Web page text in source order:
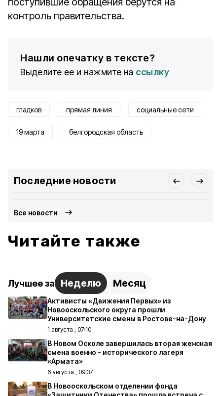
контроль правительства.
Нашли опечатку в тексте?
Выделите ее и нажмите на ссылку
гладков прямая линия социальные сети
19 марта белгородская область
Последние новости
Все новости
Читайте также
Лучшее за Неделю Месяц
Активисты «Движения Первых» из
Новооскольского округа прошли
Университетские смены в Ростове-на-Дону
1 августа , 07:10
В Новом Осколе завершилась вторая женская
смена военно - исторического лагеря
«Армата»
6 августа , 09:37
В Новооскольском отделении фонда